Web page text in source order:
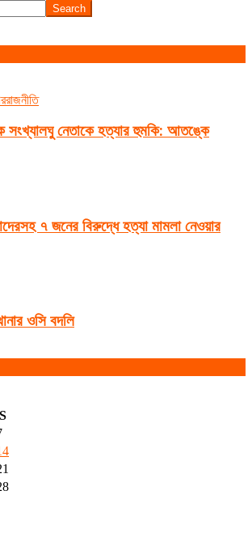
রাজনীতি
সংখ্যালঘু নেতাকে হত্যার হুমকি: আতঙ্কে
৭ জনের বিরুদ্ধে হত্যা মামলা নেওয়ার
ওসি বদলি
S